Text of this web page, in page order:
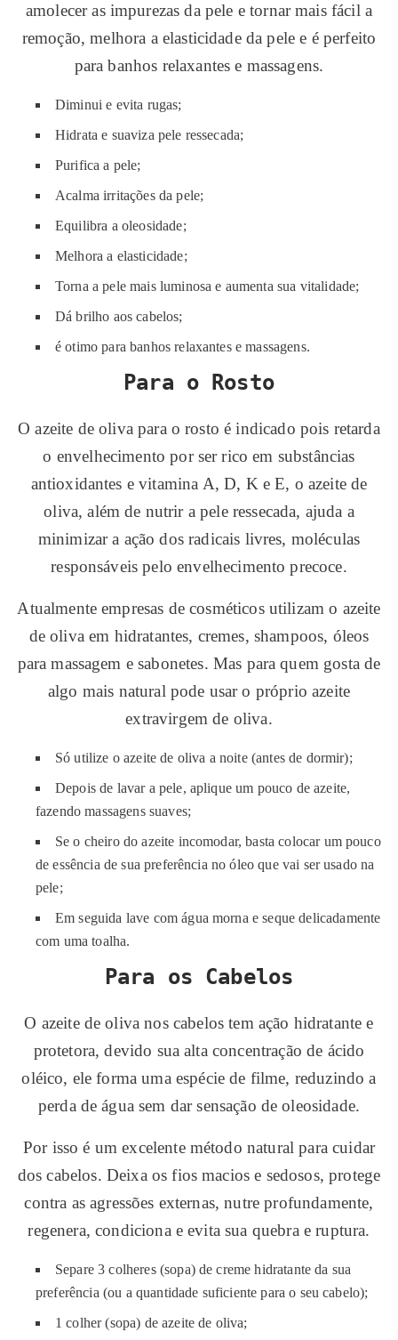
amolecer as impurezas da pele e tornar mais fácil a
remoção, melhora a elasticidade da pele e é perfeito
para banhos relaxantes e massagens.
Diminui e evita rugas;
Hidrata e suaviza pele ressecada;
Purifica a pele;
Acalma irritações da pele;
Equilibra a oleosidade;
Melhora a elasticidade;
Torna a pele mais luminosa e aumenta sua vitalidade;
Dá brilho aos cabelos;
é otimo para banhos relaxantes e massagens.
Para o Rosto
O azeite de oliva para o rosto é indicado pois retarda
o envelhecimento por ser rico em substâncias
antioxidantes e vitamina A, D, K e E, o azeite de
oliva, além de nutrir a pele ressecada, ajuda a
minimizar a ação dos radicais livres, moléculas
responsáveis pelo envelhecimento precoce.
Atualmente empresas de cosméticos utilizam o azeite
de oliva em hidratantes, cremes, shampoos, óleos
para massagem e sabonetes. Mas para quem gosta de
algo mais natural pode usar o próprio azeite
extravirgem de oliva.
Só utilize o azeite de oliva a noite (antes de dormir);
Depois de lavar a pele, aplique um pouco de azeite,
fazendo massagens suaves;
Se o cheiro do azeite incomodar, basta colocar um pouco
de essência de sua preferência no óleo que vai ser usado na
pele;
Em seguida lave com água morna e seque delicadamente
com uma toalha.
Para os Cabelos
O azeite de oliva nos cabelos tem ação hidratante e
protetora, devido sua alta concentração de ácido
oléico, ele forma uma espécie de filme, reduzindo a
perda de água sem dar sensação de oleosidade.
Por isso é um excelente método natural para cuidar
dos cabelos. Deixa os fios macios e sedosos, protege
contra as agressões externas, nutre profundamente,
regenera, condiciona e evita sua quebra e ruptura.
Separe 3 colheres (sopa) de creme hidratante da sua
preferência (ou a quantidade suficiente para o seu cabelo);
1 colher (sopa) de azeite de oliva;